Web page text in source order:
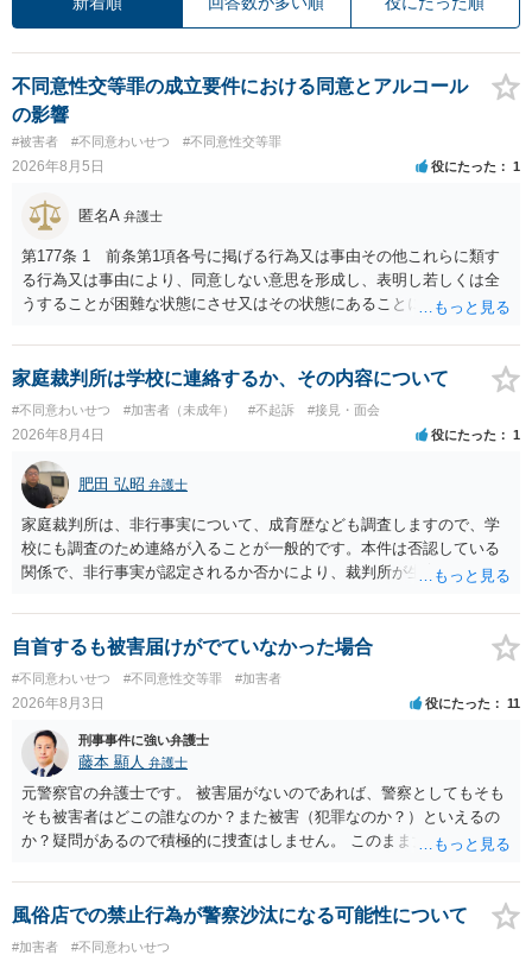
不同意性交等罪の成立要件における同意とアルコール
の影響
#被害者 #不同意わいせつ #不同意性交等罪
2026年8月5日 役にたった 1
匿名A 弁護士
第177条 1 前条第1項各号に掲げる行為又は事由その他これらに類す
る行為又は事由により、同意しない意思を形成し、表明し若しくは全
うすることが困難な状態にさせ又はその状態にあることに乗じて、性
く。）若しくは物を挿入する行為であってわいせつなもの（以下この
条及び第179条第2項において「性交等」という。）をした者は、婚姻
関係の有無にかかわらず、5年以上の有期拘禁刑に処する。 第176条 1
次に掲げる行為又は事由その他これらに類する行為又は事由により、
同意しない意思を形成し、表明し若しくは全うすることが困難な状態
にさせ又はその状態にあることに乗じて、わいせつな行為をした者
は、婚姻関係の有無にかかわらず、6月以上10年以下の拘禁刑に処す
る。 ③アルコール若しくは薬物を摂取させること又はそれらの影響が
あること。 以上の通りですから、アルコール摂取だけでなく、「同意
しない意思を形成し、表明し若しくは全うすることが困難な状態」で
家庭裁判所は学校に連絡するか、その内容について
#不同意わいせつ #加害者（未成年） #不起訴 #接見・面会
2026年8月4日 役にたった 1
肥田 弘昭 弁護士
家庭裁判所は、非行事実について、成育歴なども調査しますので、学
校にも調査のため連絡が入ることが一般的です。本件は否認している
関係で、非行事実が認定されるか否かにより、裁判所が生育歴なども
ば無罪であり、非行がないのですから、その先の調査はないかと思い
ます。ご参考にしてください。
自首するも被害届けがでていなかった場合
#不同意わいせつ #不同意性交等罪 #加害者
2026年8月3日 役にたった 11
刑事事件に強い弁護士
藤本 顯人 弁護士
元警察官の弁護士です。 被害届がないのであれば、警察としてもそも
そも被害者はどこの誰なのか？また被害（犯罪なのか？）といえるの
か？疑問があるので積極的に捜査はしません。 このまま女性から警察
風俗店での禁止行為が警察沙汰になる可能性について
#加害者 #不同意わいせつ